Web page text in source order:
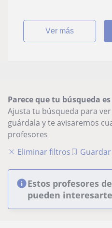
ver más
Parece que tu búsqueda
Ajusta tu búsqueda para
guárdala y te avisaremos
profesores
Eliminar filtros
Estos profesores
pueden interesarte